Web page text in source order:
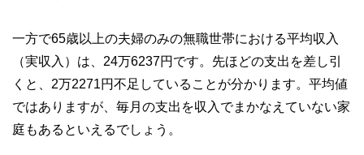
一方で65歳以上の夫婦のみの無職世帯における平均収入
（実収入）は、24万6237円です。先ほどの支出を差し引
くと、2万2271円不足していることが分かります。平均値
ではありますが、毎月の支出を収入でまかなえていない家
庭もあるといえるでしょう。